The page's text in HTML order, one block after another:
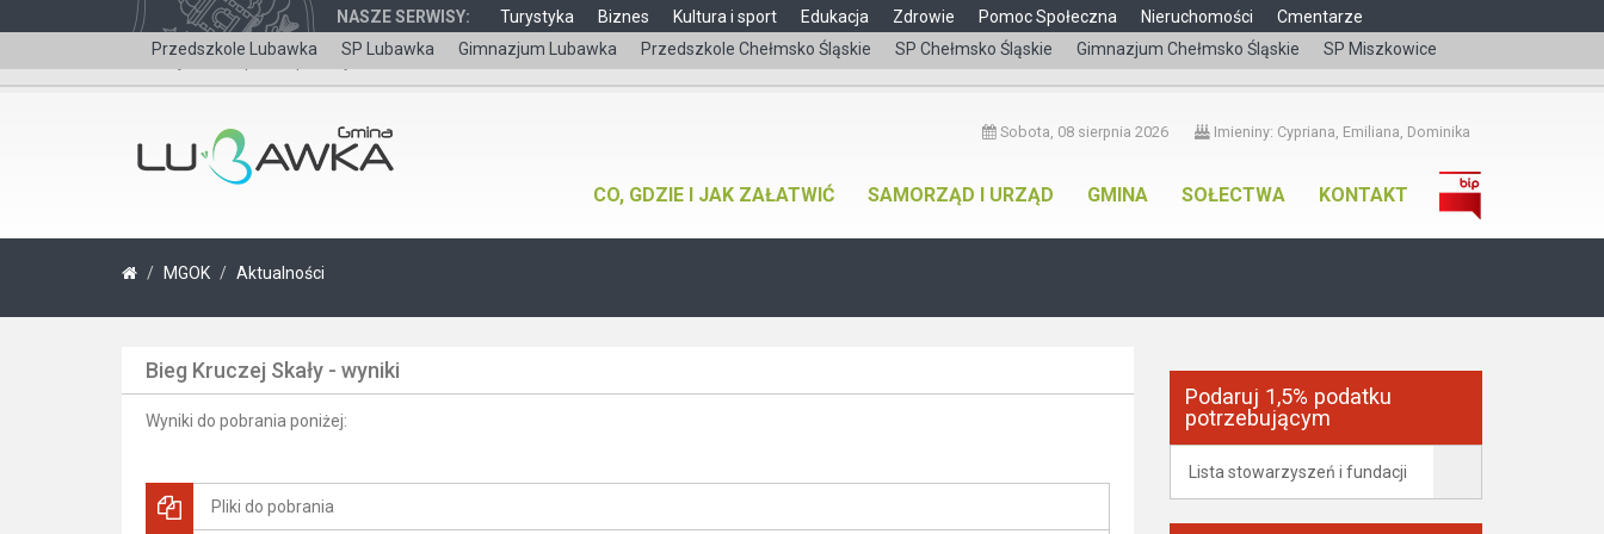
NASZE SERWISY: Turystyka Biznes Kultura i sport
Edukacja
Przedszkole Lubawka
SP Lubawka Gimnazjum Lubawka Przedszkole Chełmsko Śląskie SP Chełmsko Śląskie Gimnazjum Chełmsko Śląskie SP Miszkowice
Zdrowie Pomoc Społeczna Nieruchomości Cmentarze
Wersja dla niepełnosprawnych čeština
Sobota, 08 sierpnia 2026 Imieniny: Cypriana, Emiliana, Dominika
CO, GDZIE I JAK ZAŁATWIĆ SAMORZĄD I URZĄD GMINA SOŁECTWA KONTAKT
MGOK Aktualności
Bieg Kruczej Skały - wyniki
Wyniki do pobrania poniżej:
Pliki do pobrania
Podaruj 1,5% podatku
potrzebującym
Lista stowarzyszeń i fundacji